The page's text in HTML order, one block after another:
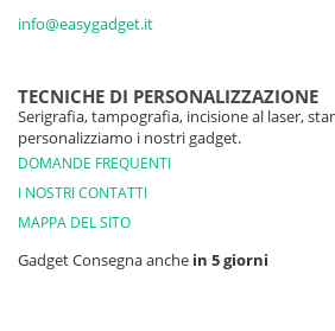
info@easygadget.it
TECNICHE DI PERSONALIZZAZIONE
Serigrafia, tampografia, incisione al laser,
personalizziamo i nostri gadget.
DOMANDE FREQUENTI
I NOSTRI CONTATTI
MAPPA DEL SITO
Gadget Consegna anche in 5 giorni